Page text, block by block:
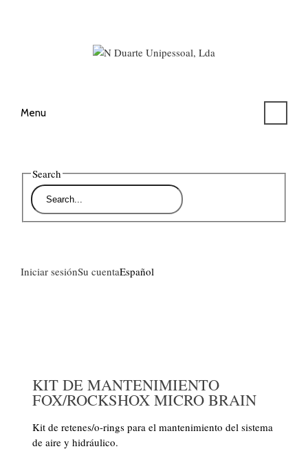
Menu
Search
Iniciar sesiónSu cuentaEspañol
KIT DE MANTENIMIENTO
FOX/ROCKSHOX MICRO BRAIN
Kit de retenes/o-rings para el mantenimiento del sistema
de aire y hidráulico.